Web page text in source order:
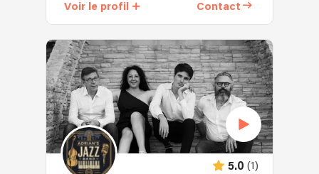
ambiance
lounge,
évolutif
ou
festif,
nous
avons
la
formule
qu'il
vous
rock
prix
attractif.
Voir le profil Contact
5.0 (1)